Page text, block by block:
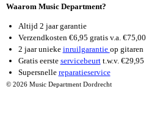
Waarom Music Department?
Altijd 2 jaar garantie
Verzendkosten €6,95 gratis v.a. €75,00
2 jaar unieke inruilgarantie op gitaren
Gratis eerste servicebeurtt.w.v. €29,95
Supersnelle reparatieservice
© 2026 Music Department Dordrecht